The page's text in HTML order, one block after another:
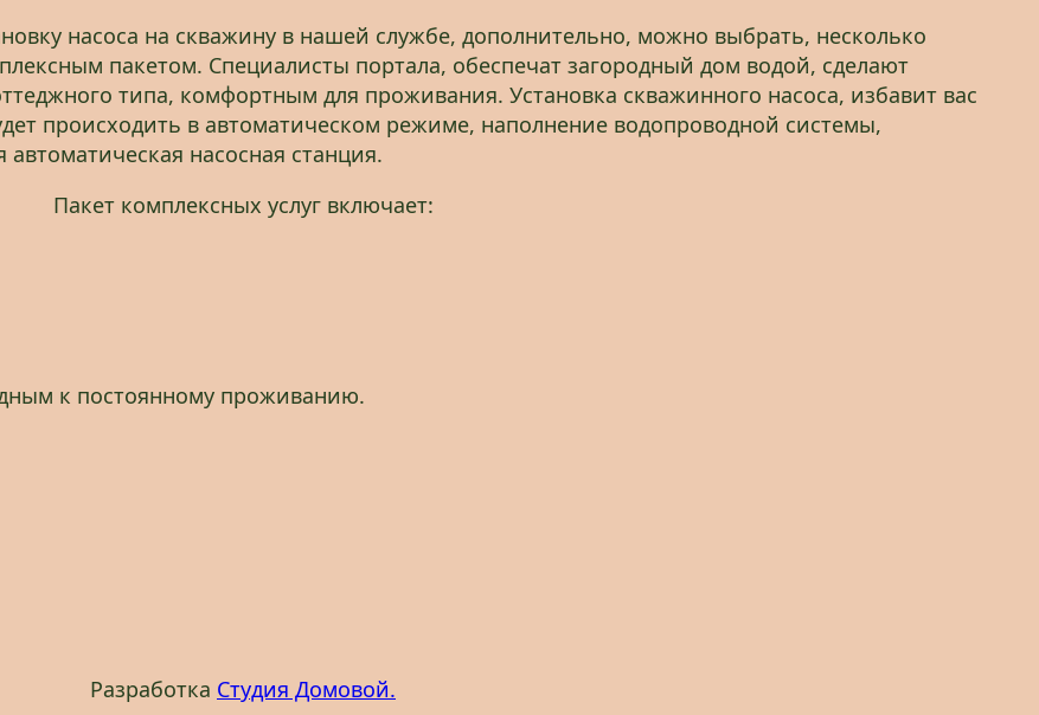
насоса на скважину в нашей службе, дополнительно, можно выбрать, несколько
пакетом. Специалисты портала, обеспечат загородный дом водой, сделают
типа, комфортным для проживания. Установка скважинного насоса, избавит вас
происходить в автоматическом режиме, наполнение водопроводной системы,
насосная станция.
Пакет комплексных услуг включает:
к постоянному проживанию.
Разработка Студия Домовой.